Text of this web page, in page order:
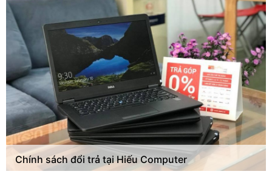
Chính sách đổi trả tại Hiếu Computer